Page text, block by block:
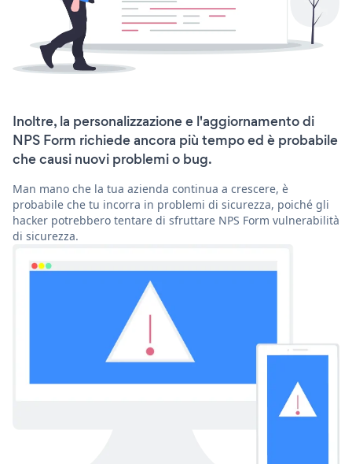
Inoltre, la personalizzazione e l'aggiornamento di
NPS Form richiede ancora più tempo ed è probabile
che causi nuovi problemi o bug.
Man mano che la tua azienda continua a crescere, è
probabile che tu incorra in problemi di sicurezza, poiché gli
hacker potrebbero tentare di sfruttare NPS Form vulnerabilità
di sicurezza.